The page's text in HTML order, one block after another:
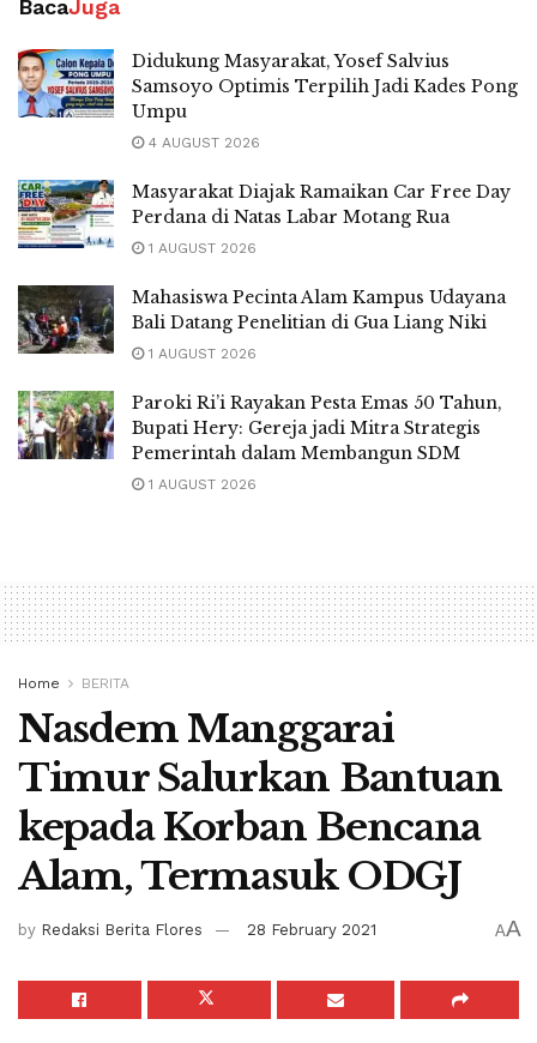
BacaJuga
Didukung Masyarakat, Yosef Salvius
Samsoyo Optimis Terpilih Jadi Kades Pong
Umpu
4 AUGUST 2026
Masyarakat Diajak Ramaikan Car Free Day
Perdana di Natas Labar Motang Rua
1 AUGUST 2026
Mahasiswa Pecinta Alam Kampus Udayana
Bali Datang Penelitian di Gua Liang Niki
1 AUGUST 2026
Paroki Ri’i Rayakan Pesta Emas 50 Tahun,
Bupati Hery: Gereja jadi Mitra Strategis
Pemerintah dalam Membangun SDM
1 AUGUST 2026
Home BERITA
Nasdem Manggarai
Timur Salurkan Bantuan
kepada Korban Bencana
Alam, Termasuk ODGJ
by Redaksi Berita Flores 28 February 2021 AA